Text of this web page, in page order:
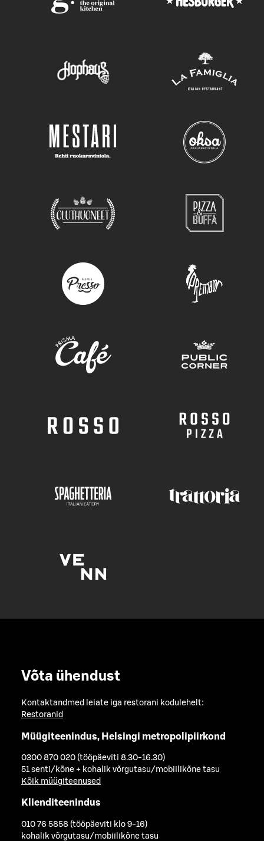
Võta ühendust
Kontaktandmed leiate iga restorani kodulehelt:
Restoranid
Müügiteenindus, Helsingi metropolipiirkond
0300 870 020 (tööpäeviti 8.30-16.30)
51 senti/kõne + kohalik võrgutasu/mobiilikõne tasu
Kõik müügiteenused
Klienditeenindus
010 76 5858 (tööpäeviti klo 9-16)
kohalik võrgutasu/mobiilikõne tasu